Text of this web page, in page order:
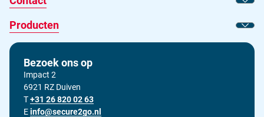
Toon
Producten
Toon
Bezoek ons op
Impact 2
6921 RZ Duiven
TBel ons op
+31 26 820 02 63
EStuur ons een e-mail op
info@secure2go.nl